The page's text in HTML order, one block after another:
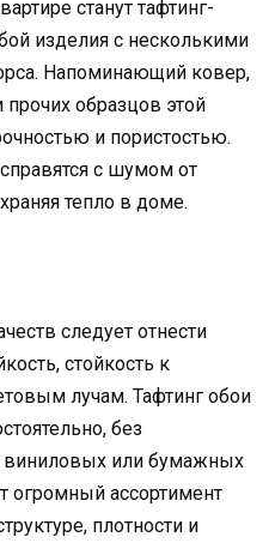
станут тафтинг-
изделия с несколькими
Напоминающий ковер,
образцов этой
и пористостью.
с шумом от
тепло в доме.
следует отнести
стойкость к
лучам. Тафтинг обои
без
или бумажных
огромный ассортимент
плотности и